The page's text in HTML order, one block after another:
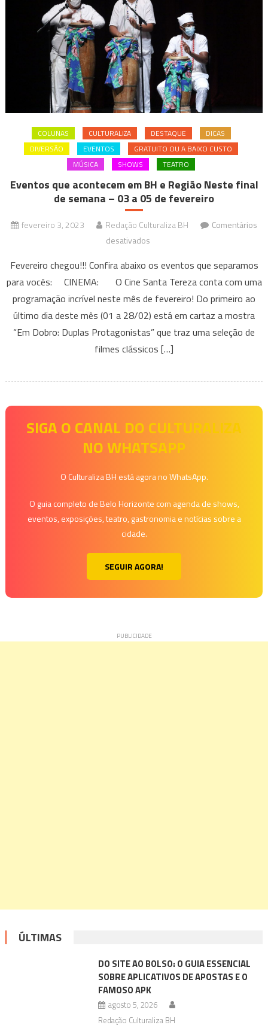
COLUNAS CULTURALIZA DESTAQUE
DICAS
DIVERSÃO
EVENTOS
GRATUITO OU A BAIXO CUSTO
MÚSICA
SHOWS TEATRO
Eventos que acontecem em BH e Região Neste final
de semana – 03 a 05 de fevereiro
fevereiro 3, 2023 Redação Culturaliza BH
Comentários
desativados
que
acontecem
em
BH
e
Região
semana
03
a
de
Fevereiro chegou!!! Confira abaixo os eventos que separamos
para vocês: CINEMA: O Cine Santa Tereza conta com uma
programação incrível neste mês de fevereiro! Do primeiro ao
último dia deste mês (01 a 28/02) está em cartaz a mostra
“Em Dobro: Duplas Protagonistas” que traz uma seleção de
filmes clássicos […]
SIGA O CANAL DO CULTURALIZA
NO WHATSAPP
O Culturaliza BH está agora no WhatsApp.
O guia completo de Belo Horizonte com agenda de shows,
eventos, exposições, teatro, gastronomia e notícias sobre a
cidade.
SEGUIR AGORA!
ÚLTIMAS
DO SITE AO BOLSO: O GUIA ESSENCIAL
SOBRE APLICATIVOS DE APOSTAS E O
FAMOSO APK
agosto 5, 2026
Redação Culturaliza BH